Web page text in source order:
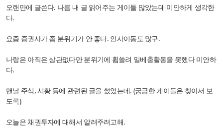
10 김종화
오랜만에 글쓴다. 나름 내 글 읽어주는 게이들 많았는데 미안하게 생각한
다.
요즘 증권사가 좀 분위기가 안 좋다. 인사이동도 많구.
나랑은 아직은 상관없다만 분위기에 휩쓸려 일베충활동을 못했다 미안하
다.
맨날 주식, 시황 등에 관련된 글을 썼었는데. (궁금한 게이들은 찾아서 보
도록)
오늘은 채권투자에 대해서 알려주려고해.